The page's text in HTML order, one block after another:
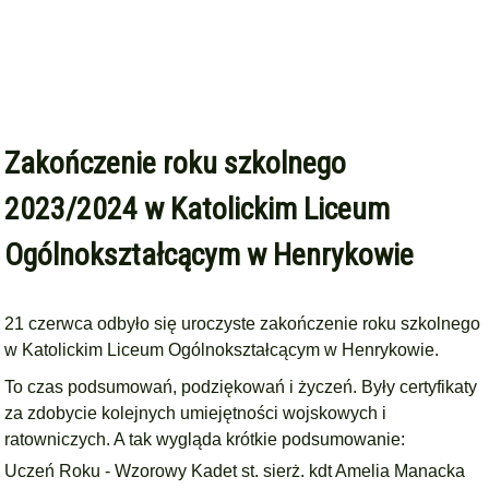
Zakończenie roku szkolnego
2023/2024 w Katolickim Liceum
Ogólnokształcącym w Henrykowie
21 czerwca odbyło się uroczyste zakończenie roku szkolnego
w Katolickim Liceum Ogólnokształcącym w Henrykowie.
To czas podsumowań, podziękowań i życzeń. Były certyfikaty
za zdobycie kolejnych umiejętności wojskowych i
ratowniczych. A tak wygląda krótkie podsumowanie:
Uczeń Roku - Wzorowy Kadet st. sierż. kdt Amelia Manacka